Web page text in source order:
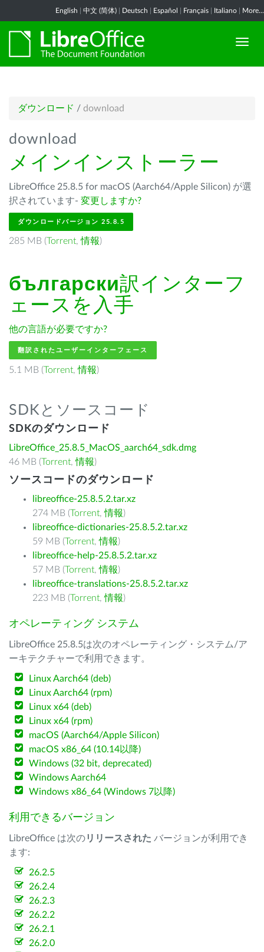
English 中文 (简体) Deutsch Español Français Italiano More...
ダウンロード / download
download
メインインストーラー
LibreOffice 25.8.5 for macOS (Aarch64/Apple Silicon) が選
択されています- 変更しますか?
ダウンロードバージョン 25.8.5
285 MB (Torrent,情報)
български訳インターフ
ェースを入手
他の言語が必要ですか?
翻訳されたユーザーインターフェース
5.1 MB (Torrent,情報)
SDKとソースコード
SDKのダウンロード
LibreOffice_25.8.5_MacOS_aarch64_sdk.dmg
46 MB (Torrent,情報)
ソースコードのダウンロード
libreoffice-25.8.5.2.tar.xz
274 MB (Torrent,情報)
libreoffice-dictionaries-25.8.5.2.tar.xz
59 MB (Torrent,情報)
libreoffice-help-25.8.5.2.tar.xz
57 MB (Torrent,情報)
libreoffice-translations-25.8.5.2.tar.xz
223 MB (Torrent,情報)
オペレーティング システム
LibreOffice 25.8.5は次のオペレーティング・システム/ア
ーキテクチャーで利用できます。
Linux Aarch64 (deb)
Linux Aarch64 (rpm)
Linux x64 (deb)
Linux x64 (rpm)
macOS (Aarch64/Apple Silicon)
macOS x86_64 (10.14以降)
Windows (32 bit, deprecated)
Windows Aarch64
Windows x86_64 (Windows 7以降)
利用できるバージョン
LibreOffice は次のリリースされた バージョンが利用でき
ます:
26.2.5
26.2.4
26.2.3
26.2.2
26.2.1
26.2.0